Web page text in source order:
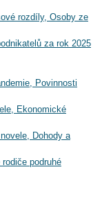
rozdíly, Osoby ze
za rok 2025
Povinnosti
Ekonomické
Dohody a
podruhé